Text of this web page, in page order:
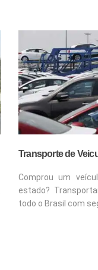
Transporte de
Comprou um
estado?
todo o Brasil com